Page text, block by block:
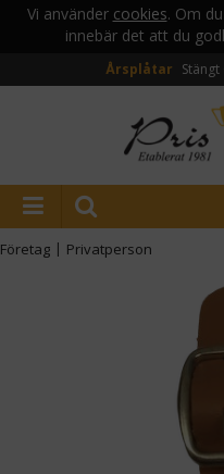
Vi använder cookies. Om
innebär det att du
Årsplåtar
Företag | Privatperson